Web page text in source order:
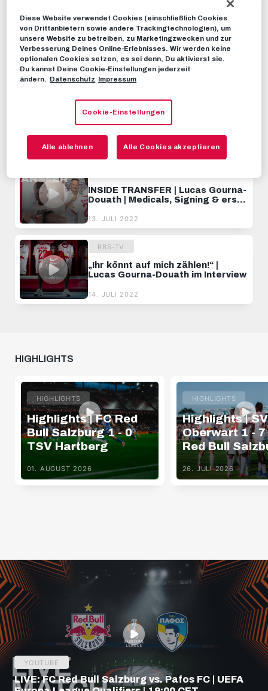
Dieses Video teilen:
Tweet
EMPFOHLENE VIDEOS
INSIDE TRAINING | Fernando trifft
die Mannschaft zum ersten Mal
21. APRIL 2022
INSIDE TRANSFER | Lucas Gourna-
Douath | Medicals, Signing & erste
13. JULI 2022
RBS-TV
„Ihr könnt auf mich zählen!“ |
Lucas Gourna-Douath im Interview
14. JULI 2022
HIGHLIGHTS
HIGHLIGHTS
Highlights | FC Red
Bull Salzburg 1 - 0
TSV Hartberg
01. AUGUST 2026
HIGHLIGHTS
Highlights | SV
Oberwart 1 - 7
Red Bull
26. JULI 2026
YOUTUBE
LIVE: FC Red Bull Salzburg vs. Pafos FC | UEFA
Diese Website verwendet Cookies (einschließlich Cookies
von Drittanbietern sowie andere Trackingtechnologien), um
unsere Website zu betreiben, zu Marketingzwecken und zur
Verbesserung Deines Online-Erlebnisses. Wir werden keine
optionalen Cookies setzen, es sei denn, Du aktivierst sie.
Du kannst Deine Cookie-Einstellungen jederzeit
ändern.
Datenschutz Impressum
Cookie-Einstellungen
Alle ablehnen Alle Cookies akzeptieren